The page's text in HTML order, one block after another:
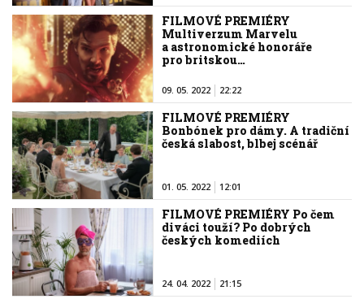
FILMOVÉ PREMIÉRY
Multiverzum Marvelu
a astronomické honoráře
pro britskou…
09. 05. 2022 22:22
FILMOVÉ PREMIÉRY
Bonbónek pro dámy. A tradiční
česká slabost, blbej scénář
01. 05. 2022 12:01
FILMOVÉ PREMIÉRY Po čem
diváci touží? Po dobrých
českých komediích
24. 04. 2022 21:15